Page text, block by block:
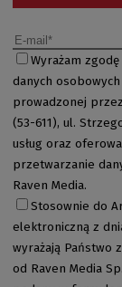
Wyrażam
danych
prowadzonej
(53-611), ul.
usług oraz
przetwarzanie
Raven Media.
Stosownie do
elektroniczną z
wyrażają Państwo
od Raven Media